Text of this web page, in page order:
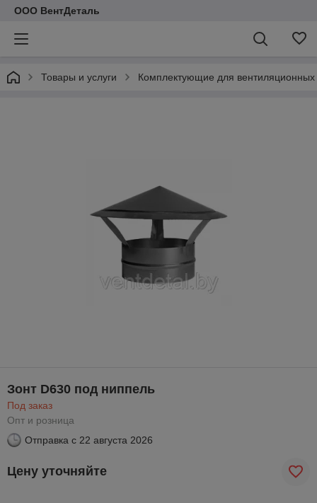
ООО ВентДеталь
Товары и услуги Комплектующие для вентиляционных
Зонт D630 под ниппель
Под заказ
Опт и розница
Отправка с 22 августа 2026
Цену уточняйте